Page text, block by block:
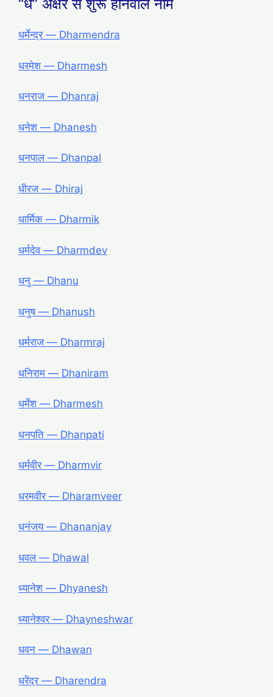
“ध” अक्षर से शुरू होनेवाले नाम
धर्मेन्द्र — Dharmendra
धरमेश — Dharmesh
धनराज — Dhanraj
धनेश — Dhanesh
धनपाल — Dhanpal
धीरज — Dhiraj
धार्मिक — Dharmik
धर्मदेव — Dharmdev
धनु — Dhanu
धनुष — Dhanush
धर्मराज — Dharmraj
धनिराम — Dhaniram
धर्मेश — Dharmesh
धनपति — Dhanpati
धर्मवीर — Dharmvir
धरमवीर — Dharamveer
धनंजय — Dhananjay
धवल — Dhawal
ध्यानेश — Dhyanesh
ध्यानेश्वर — Dhayneshwar
धवन — Dhawan
धरेंद्र — Dharendra